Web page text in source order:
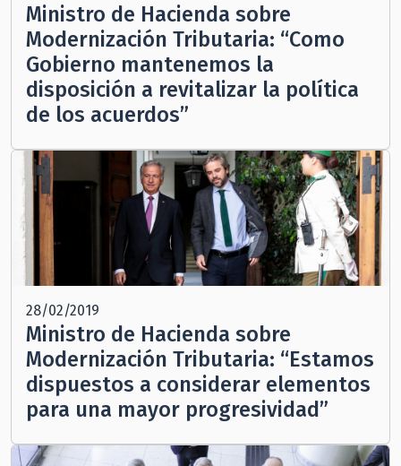
Ministro de Hacienda sobre
Modernización Tributaria: “Como
Gobierno mantenemos la
disposición a revitalizar la política
de los acuerdos”
28/02/2019
Ministro de Hacienda sobre
Modernización Tributaria: “Estamos
dispuestos a considerar elementos
para una mayor progresividad”